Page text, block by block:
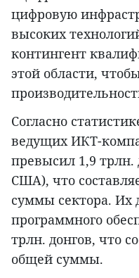
цифровую
высоких
контингент
этой области,
Согласно
ведущих ИКТ-
превысил 1,9 трлн.
США), что
суммы сектора. Их
программного
трлн. донгов, что
общей суммы.